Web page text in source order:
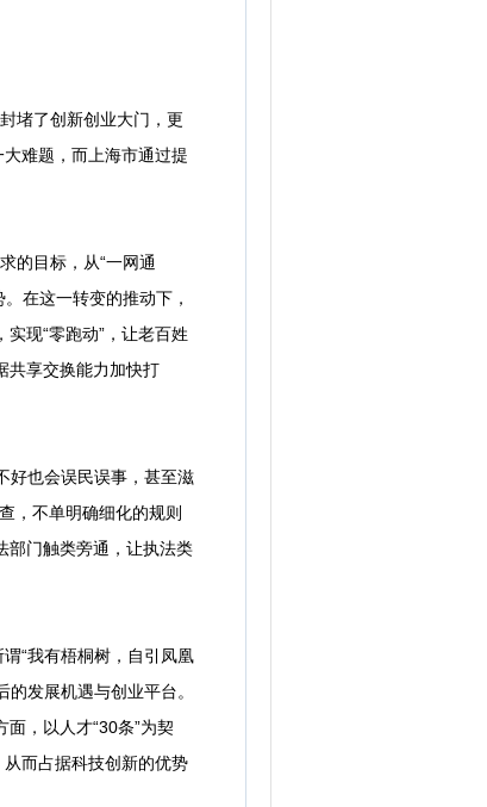
堵了创新创业大门，更
难题，而上海市通过提
的目标，从“一网通
在这一转变的推动下，
现“零跑动”，让老百姓
共享交换能力加快打
好也会误民误事，甚至滋
，不单明确细化的规则
部门触类旁通，让执法类
“我有梧桐树，自引凤凰
发展机遇与创业平台。
，以人才“30条”为契
而占据科技创新的优势